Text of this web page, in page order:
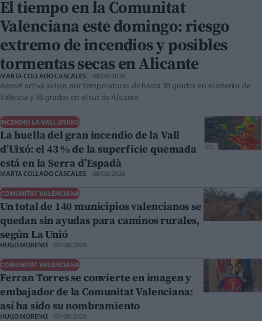
El tiempo en la Comunitat
Valenciana este domingo: riesgo
extremo de incendios y posibles
tormentas secas en Alicante
MARTA COLLADO CASCALES 08/08/2026
Aemet activa avisos por temperaturas de hasta 38 grados en el interior de
Valencia y 36 grados en el sur de Alicante
INCENDIO LA VALL D'UIXÓ
La huella del gran incendio de la Vall
d’Uixó: el 43 % de la superficie quemada
está en la Serra d’Espadà
MARTA COLLADO CASCALES 08/08/2026
COMUNITAT VALENCIANA
Un total de 140 municipios valencianos se
quedan sin ayudas para caminos rurales,
según La Unió
HUGO MORENO 07/08/2026
COMUNITAT VALENCIANA
Ferran Torres se convierte en imagen y
embajador de la Comunitat Valenciana:
así ha sido su nombramiento
HUGO MORENO 07/08/2026